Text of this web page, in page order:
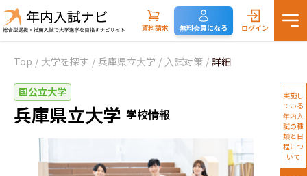
資料請求 無料会員になる ログイン
Top / 大学を探す / 兵庫県立大学 / 入試対策 / 詳細
国公立大学
兵庫県立大学 学校情報
実施し
ている
年内入
試の種
類と日
程につ
いて